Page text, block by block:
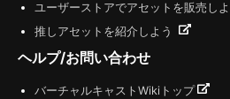
ユーザーストアでアセットを販売しよ
推しアセットを紹介しよう
ヘルプ/お問い合わせ
バーチャルキャストWikiトップ